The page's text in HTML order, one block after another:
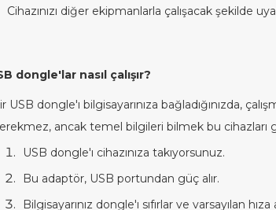
Cihazınızı diğer ekipmanlarla çalışacak şekilde
dongle'lar nasıl çalışır?
USB dongle'ı bilgisayarınıza bağladığınızda,
ancak temel bilgileri bilmek bu cihazları
USB dongle'ı cihazınıza takıyorsunuz.
Bu adaptör, USB portundan güç alır.
Bilgisayarınız dongle'ı sıfırlar ve varsayılan hıza